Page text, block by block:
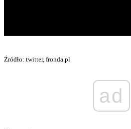
Źródło: twitter, fronda.pl
ad